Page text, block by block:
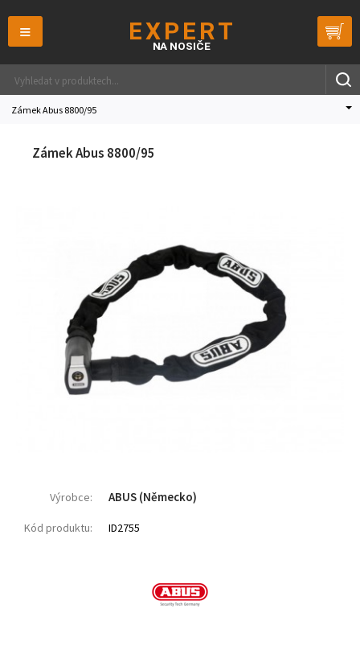
≡
Zámek Abus 8800/95
Zámek Abus 8800/95
Výrobce: ABUS (Německo)
Kód produktu: ID2755